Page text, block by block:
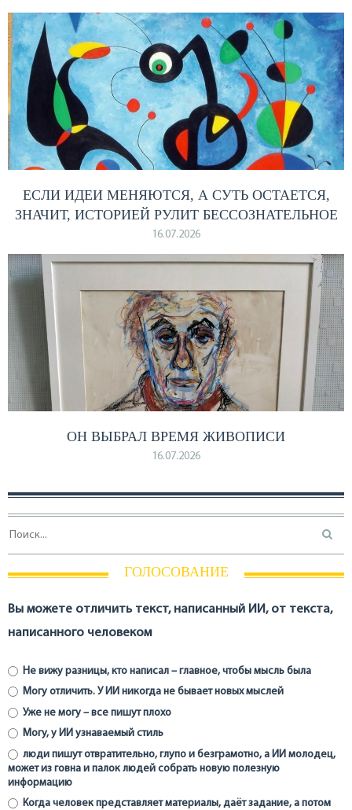
ЕСЛИ ИДЕИ МЕНЯЮТСЯ, А СУТЬ ОСТАЕТСЯ,
ЗНАЧИТ, ИСТОРИЕЙ РУЛИТ БЕССОЗНАТЕЛЬНОЕ
16.07.2026
ОН ВЫБРАЛ ВРЕМЯ ЖИВОПИСИ
16.07.2026
ГОЛОСОВАНИЕ
Вы можете отличить текст, написанный ИИ, от текста,
написанного человеком
Не вижу разницы, кто написал – главное, чтобы мысль была
Могу отличить. У ИИ никогда не бывает новых мыслей
Уже не могу – все пишут плохо
Могу, у ИИ узнаваемый стиль
люди пишут отвратительно, глупо и безграмотно, а ИИ молодец,
может из говна и палок людей собрать новую полезную
информацию
Когда человек представляет материалы, даёт задание, а потом